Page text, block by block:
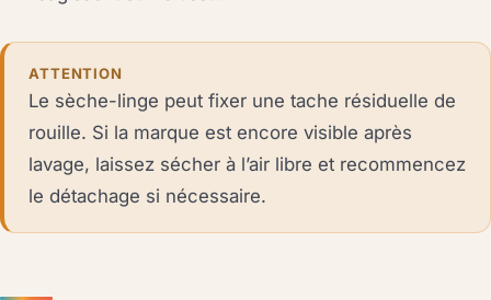
ATTENTION
Le sèche-linge peut fixer une tache résiduelle de
rouille. Si la marque est encore visible après
lavage, laissez sécher à l’air libre et recommencez
le détachage si nécessaire.